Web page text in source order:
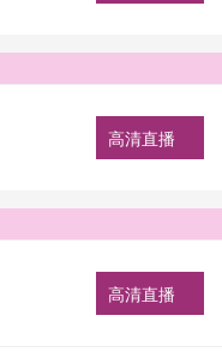
高清直播
高清直播